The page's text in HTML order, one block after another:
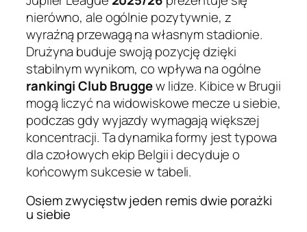
nierówno, ale ogólnie pozytywnie, z
wyraźną przewagą na własnym stadionie.
Drużyna buduje swoją pozycję dzięki
stabilnym wynikom, co wpływa na ogólne
rankingi Club Bruggew lidze. Kibice w Brugii
mogą liczyć na widowiskowe mecze u siebie,
podczas gdy wyjazdy wymagają większej
koncentracji. Ta dynamika formy jest typowa
dla czołowych ekip Belgii i decyduje o
końcowym sukcesie w tabeli.
Osiem zwycięstw jeden remis dwie porażki
u siebie